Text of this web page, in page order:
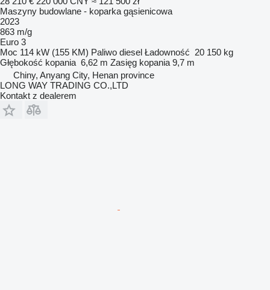
Maszyny budowlane - koparka gąsienicowa
2023
863 m/g
Euro 3
Moc 114 kW (155 KM) Paliwo diesel Ładowność 20 150 kg
Głębokość kopania 6,62 m Zasięg kopania 9,7 m
Chiny, Anyang City, Henan province
LONG WAY TRADING CO.,LTD
Kontakt z dealerem